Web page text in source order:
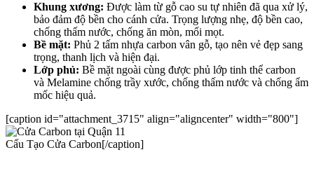
Khung xương: Được làm từ gỗ cao su tự nhiên đã qua xử lý,
bảo đảm độ bền cho cánh cửa. Trọng lượng nhẹ, độ bền cao,
chống thấm nước, chống ăn mòn, mối mọt.
Bề mặt: Phủ 2 tấm nhựa carbon vân gỗ, tạo nên vẻ đẹp sang
trọng, thanh lịch và hiện đại.
Lớp phủ: Bề mặt ngoài cùng được phủ lớp tinh thể carbon
và Melamine chống trầy xước, chống thấm nước và chống ẩm
mốc hiệu quả.
[caption id="attachment_3715" align="aligncenter" width="800"]
Cấu Tạo Cửa Carbon[/caption]